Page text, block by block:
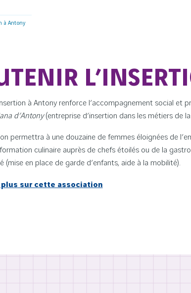
à Antony
à Antony renforce l’accompagnement social et
d’Antony(entreprise d’insertion dans les métiers de
permettra à une douzaine de femmes éloignées de
culinaire auprès de chefs étoilés ou de la
(mise en place de garde d’enfants, aide à la mobilité).
plus sur cette association